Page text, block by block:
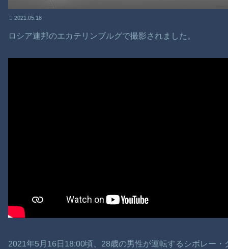
2021.05.18
ロシア連邦のエカテリンブルグで撮影されました。
2021年5月16日18:00頃、28歳の男性が運転するシボレー